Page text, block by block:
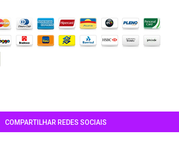
COMPARTILHAR REDES SOCIAIS